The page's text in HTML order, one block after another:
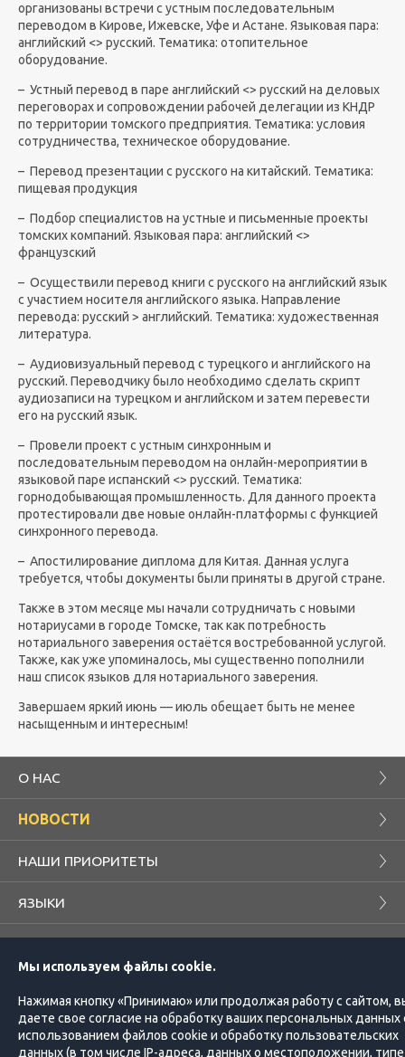
организованы встречи с устным последовательным
переводом в Кирове, Ижевске, Уфе и Астане. Языковая пара:
английский <> русский. Тематика: отопительное
оборудование.
– Устный перевод в паре английский <> русский на деловых
переговорах и сопровождении рабочей делегации из КНДР
по территории томского предприятия. Тематика: условия
сотрудничества, техническое оборудование.
– Перевод презентации с русского на китайский. Тематика:
пищевая продукция
– Подбор специалистов на устные и письменные проекты
томских компаний. Языковая пара: английский <>
французский
– Осуществили перевод книги с русского на английский язык
с участием носителя английского языка. Направление
перевода: русский > английский. Тематика: художественная
литература.
– Аудиовизуальный перевод с турецкого и английского на
русский. Переводчику было необходимо сделать скрипт
аудиозаписи на турецком и английском и затем перевести
его на русский язык.
– Провели проект с устным синхронным и
последовательным переводом на онлайн-мероприятии в
языковой паре испанский <> русский. Тематика:
горнодобывающая промышленность. Для данного проекта
протестировали две новые онлайн-платформы с функцией
синхронного перевода.
– Апостилирование диплома для Китая. Данная услуга
требуется, чтобы документы были приняты в другой стране.
Также в этом месяце мы начали сотрудничать с новыми
нотариусами в городе Томске, так как потребность
нотариального заверения остаётся востребованной услугой.
Также, как уже упоминалось, мы существенно пополнили
наш список языков для нотариального заверения.
Завершаем яркий июнь — июль обещает быть не менее
насыщенным и интересным!
О НАС
НОВОСТИ
НАШИ ПРИОРИТЕТЫ
ЯЗЫКИ
ЗАКАЗЧИКУ ПЕРЕВОДЧИКУ
Мы используем файлы cookie.
Нажимая кнопку «Принимаю» или продолжая работу с сайтом,
даете свое согласие на обработку ваших персональных данных
использованием файлов cookie и обработку пользовательских
данных (в том числе IP-адреса, данных о местоположении, типе